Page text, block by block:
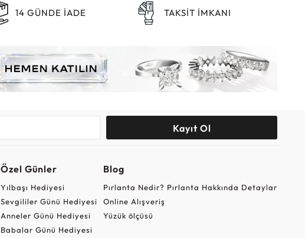
14 GÜNDE İADE TAKSİT İMKANI
Kayıt Ol
Özel Günler
Yılbaşı Hediyesi
Sevgililer Günü Hediyesi
Anneler Günü Hediyesi
Babalar Günü Hediyesi
Blog
Pırlanta Nedir? Pırlanta Hakkında Detaylar
Online Alışveriş
Yüzük ölçüsü